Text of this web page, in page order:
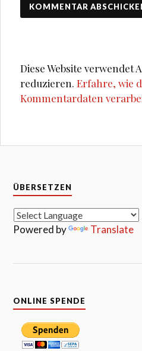
Diese Website verwendet
reduzieren.Erfahre, wie
Kommentardaten
ÜBERSETZEN
Powered by Translate
ONLINE SPENDE